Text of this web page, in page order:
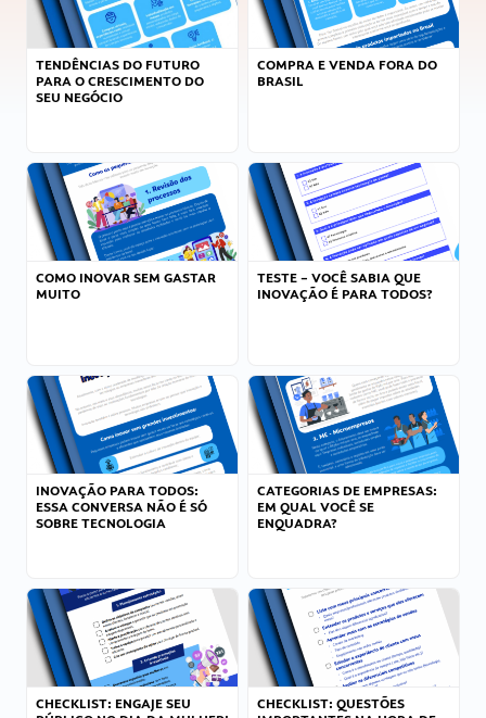
TENDÊNCIAS DO FUTURO
PARA O CRESCIMENTO DO
SEU NEGÓCIO
COMPRA E VENDA FORA DO
BRASIL
COMO INOVAR SEM GASTAR
MUITO
TESTE – VOCÊ SABIA QUE
INOVAÇÃO É PARA TODOS?
INOVAÇÃO PARA TODOS:
ESSA CONVERSA NÃO É SÓ
SOBRE TECNOLOGIA
CATEGORIAS DE EMPRESAS:
EM QUAL VOCÊ SE
ENQUADRA?
CHECKLIST: ENGAJE SEU
CHECKLIST: QUESTÕES